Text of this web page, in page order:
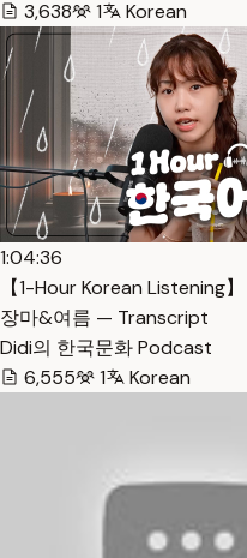
3,638
1 Korean
1:04:36
【1-Hour Korean Listening
장마&여름 — Transcript
Didi의 한국문화 Podcast
6,555
1 Korean